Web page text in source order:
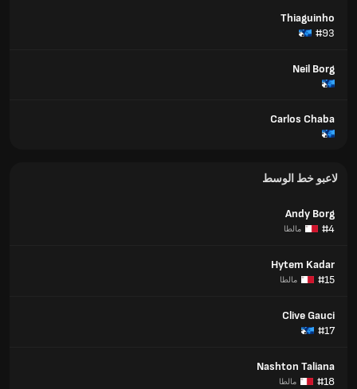
Thiaguinho
#93
Neil Borg
Carlos Chaba
لاعبو خط الوسط
Andy Borg
#4
مالطا
Hytem Kadar
#15
مالطا
Clive Gauci
#17
Nashton Taliana
#18
مالطا